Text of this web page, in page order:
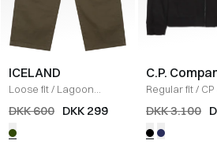
ICELAND
Loose fit/ Lagoon
Bukser / OLIVE
DKK 600 DKK 299
C.P.
Regular fit/
Jakke
SORT
DKK 3.100